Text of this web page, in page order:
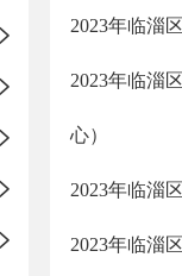
2023年临淄
2023年临淄
心）
2023年临淄
2023年临淄